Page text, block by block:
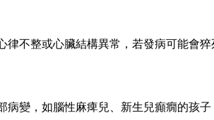
不整或心臟結構異常，若發病可能會猝
病變，如腦性麻痺兒、新生兒癲癇的孩